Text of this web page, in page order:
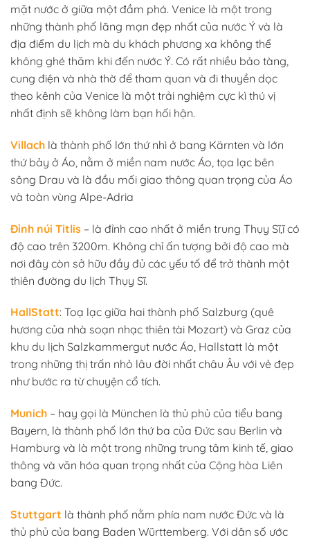
mặt nước ở giữa một đầm phá. Venice là một trong
những thành phố lãng mạn đẹp nhất của nước Ý và là
địa điểm du lịch mà du khách phương xa không thể
không ghé thăm khi đến nước Ý. Có rất nhiều bảo tàng,
cung điện và nhà thờ để tham quan và đi thuyền dọc
theo kênh của Venice là một trải nghiệm cực kì thú vị
nhất định sẽ không làm bạn hối hận.
Villach là thành phố lớn thứ nhì ở bang Kärnten và lớn
thứ bảy ở Áo, nằm ở miền nam nước Áo, tọa lạc bên
sông Drau và là đầu mối giao thông quan trọng của Áo
và toàn vùng Alpe-Adria
Đỉnh núi Titlis – là đỉnh cao nhất ở miền trung Thụy Sĩ,ĩ có
độ cao trên 3200m. Không chỉ ấn tượng bởi độ cao mà
nơi đây còn sở hữu đầy đủ các yếu tố để trở thành một
thiên đường du lịch Thụy Sĩ.
HallStatt: Toạ lạc giữa hai thành phố Salzburg (quê
hương của nhà soạn nhạc thiên tài Mozart) và Graz của
khu du lịch Salzkammergut nước Áo, Hallstatt là một
trong những thị trấn nhỏ lâu đời nhất châu Âu với vẻ đẹp
như bước ra từ chuyện cổ tích.
Munich – hay gọi là München là thủ phủ của tiểu bang
Bayern, là thành phố lớn thứ ba của Đức sau Berlin và
Hamburg và là một trong những trung tâm kinh tế, giao
thông và văn hóa quan trọng nhất của Cộng hòa Liên
bang Đức.
Stuttgart là thành phố nằm phía nam nước Đức và là
thủ phủ của bang Baden Württemberg. Với dân số ước